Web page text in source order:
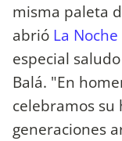
misma paleta
abrió La
especial
Balá. "En
celebramos
generaciones